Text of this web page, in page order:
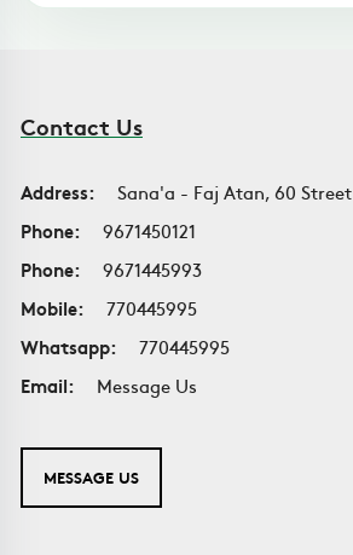
Contact Us
Address:
Sana'a - Faj Atan, 60 Street
Phone:
9671450121
Phone:
9671445993
Mobile:
770445995
Whatsapp:
770445995
Email:
Message Us
MESSAGE US